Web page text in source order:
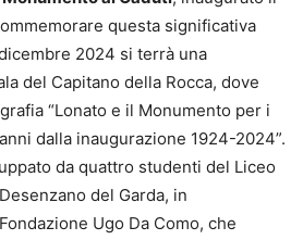
questa significativa
2024 si terrà una
del Capitano della Rocca, dove
“Lonato e il Monumento per i
dalla inaugurazione 1924-2024”.
da quattro studenti del Liceo
del Garda, in
Ugo Da Como, che